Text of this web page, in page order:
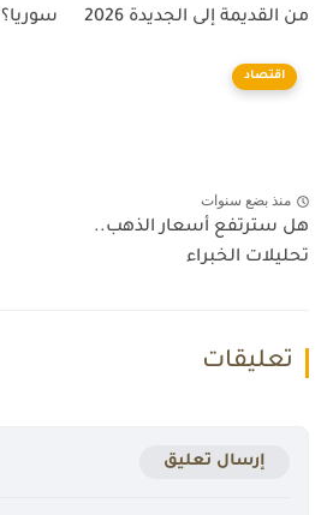
من القديمة إلى الجديدة 2026
سوريا؟
اقتصاد
منذ بضع سنوات
هل سترتفع أسعار الذهب..
تحليلات الخبراء
تعليقات
إرسال تعليق